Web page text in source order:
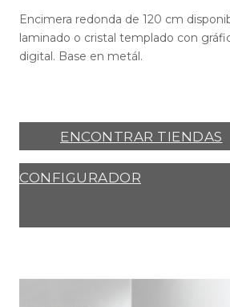
Encimera redonda de 120 cm
laminado o cristal templado con
digital. Base en metál.
ENCONTRAR TIENDAS
CONFIGURADOR